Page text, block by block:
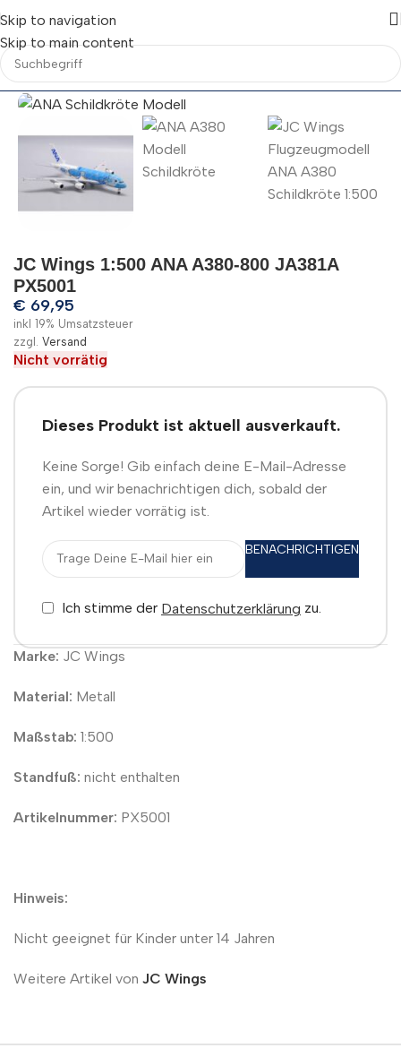
Skip to navigation
Skip to main content
JC Wings 1:500 ANA A380-800 JA381A
PX5001
€ 69,95
inkl 19% Umsatzsteuer
zzgl. Versand
Nicht vorrätig
Dieses Produkt ist aktuell ausverkauft.
Keine Sorge! Gib einfach deine E-Mail-Adresse
ein, und wir benachrichtigen dich, sobald der
Artikel wieder vorrätig ist.
BENACHRICHTIGEN
Ich stimme der Datenschutzerklärung zu.
Marke: JC Wings
Material: Metall
Maßstab: 1:500
Standfuß: nicht enthalten
Artikelnummer: PX5001
Hinweis:
Nicht geeignet für Kinder unter 14 Jahren
Weitere Artikel von JC Wings